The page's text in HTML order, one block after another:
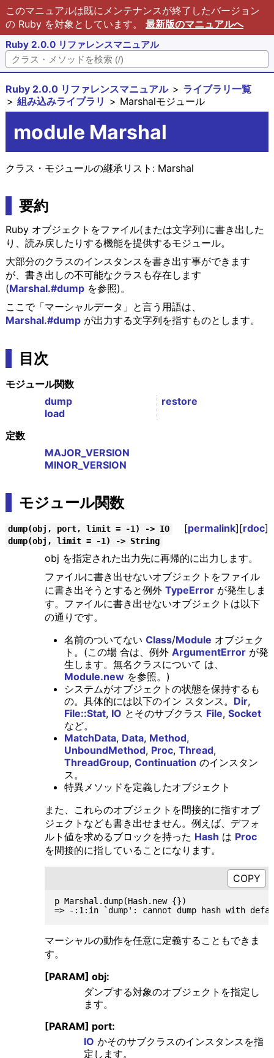
このマニュアルは既にメンテナンスが終了したバージョン
の Ruby を対象としています。 最新版のマニュアルへ
Ruby 2.0.0 リファレンスマニュアル
Ruby 2.0.0 リファレンスマニュアル
ライブラリ一覧
組み込みライブラリ
Marshalモジュール
module Marshal
クラス・モジュールの継承リスト: Marshal
要約
Ruby オブジェクトをファイル(または文字列)に書き出した
り、読み戻したりする機能を提供するモジュール。
大部分のクラスのインスタンスを書き出す事ができます
が、書き出しの不可能なクラスも存在します
(Marshal.#dumpを参照)。
ここで「マーシャルデータ」と言う用語は、
Marshal.#dumpが出力する文字列を指すものとします。
目次
モジュール関数
dump
load
restore
定数
MAJOR_VERSION
MINOR_VERSION
モジュール関数
dump(obj, port, limit = -1) -> IO [permalink][rdoc]
dump(obj, limit = -1) -> String
obj を指定された出力先に再帰的に出力します。
ファイルに書き出せないオブジェクトをファイル
に書き出そうとすると例外 TypeErrorが発生しま
す。ファイルに書き出せないオブジェクトは以下
の通りです。
名前のついてない Class/Module オブジェク
ト。(この場 合は、例外 ArgumentErrorが発
生します。無名クラスについて は、
Module.newを参照。)
システムがオブジェクトの状態を保持するも
の。具体的には以下のイン スタンス。 Dir,
File::Stat, IO とそのサブクラス File, Socket
など。
MatchData, Data, Method,
UnboundMethod, Proc, Thread,
ThreadGroup, Continuation のインスタン
ス。
特異メソッドを定義したオブジェクト
また、これらのオブジェクトを間接的に指すオブ
ジェクトなども書き出せません。例えば、デフォ
ルト値を求めるブロックを持った Hash は Proc
を間接的に指していることになります。
p Marshal.dump(Hash.new {})
マーシャルの動作を任意に定義することもできま
す。
[PARAM] obj:
ダンプする対象のオブジェクトを指定し
ます。
[PARAM] port:
IO かそのサブクラスのインスタンスを指
定します。